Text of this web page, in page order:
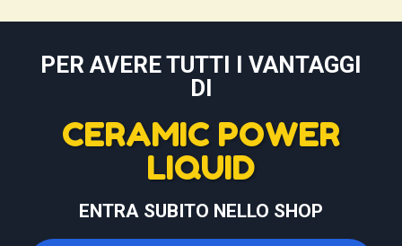
PER AVERE TUTTI I VANTAGGI
DI
CERAMIC POWER
LIQUID
ENTRA SUBITO NELLO SHOP